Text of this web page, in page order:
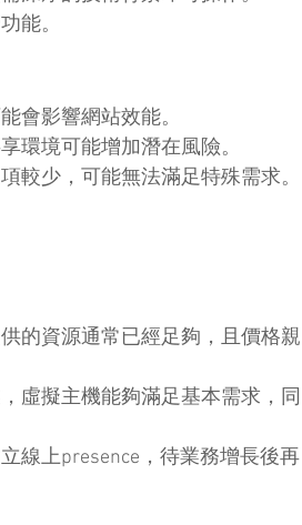
能。
會影響網站效能。
環境可能增加潛在風險。
較少，可能無法滿足特殊需求。
的資源通常已經足夠，且價格親
虛擬主機能夠滿足基本需求，同
線上presence，待業務增長後再